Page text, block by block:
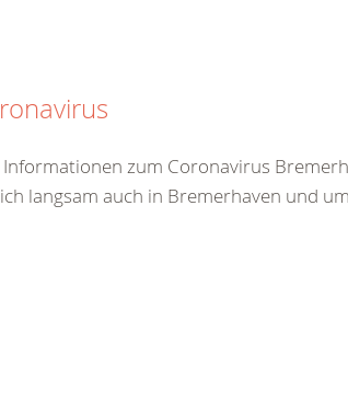
zum Coronavirus
langsam auch in Bremerhaven und